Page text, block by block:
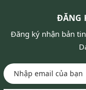
ĐĂNG
Đăng ký nhận bản